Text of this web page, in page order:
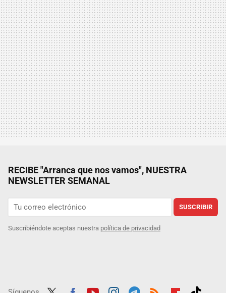
RECIBE "Arranca que nos vamos", NUESTRA
NEWSLETTER SEMANAL
SUSCRIBIR
Suscribiéndote aceptas nuestra política de privacidad